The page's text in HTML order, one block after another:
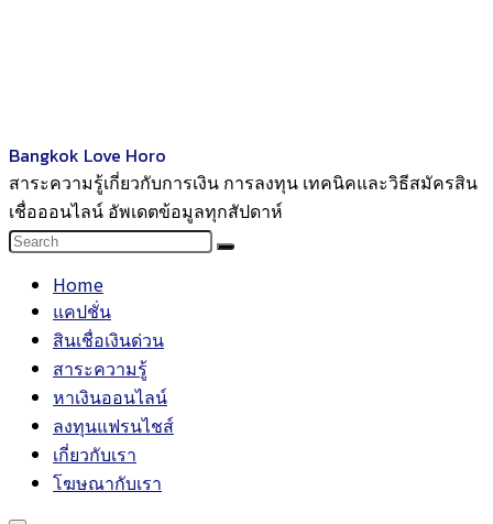
Bangkok Love Horo
สาระความรู้เกี่ยวกับการเงิน การลงทุน เทคนิคและวิธีสมัครสิน
เชื่อออนไลน์ อัพเดตข้อมูลทุกสัปดาห์
Home
แคปชั่น
สินเชื่อเงินด่วน
สาระความรู้
หาเงินออนไลน์
ลงทุนแฟรนไชส์
เกี่ยวกับเรา
โฆษณากับเรา